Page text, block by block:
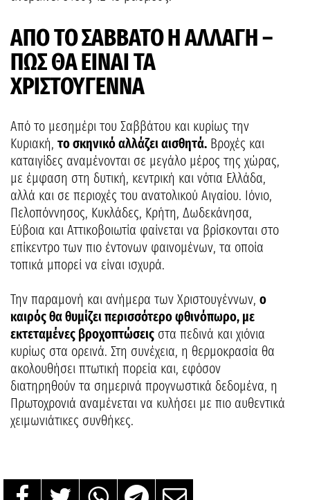
ΑΠΟ ΤΟ ΣΑΒΒΑΤΟ Η ΑΛΛΑΓΗ –
ΠΩΣ ΘΑ ΕΙΝΑΙ ΤΑ
ΧΡΙΣΤΟΥΓΕΝΝΑ
Από το μεσημέρι του Σαββάτου και κυρίως την
Κυριακή, το σκηνικό αλλάζει αισθητά. Βροχές και
καταιγίδες αναμένονται σε μεγάλο μέρος της χώρας,
με έμφαση στη δυτική, κεντρική και νότια Ελλάδα,
αλλά και σε περιοχές του ανατολικού Αιγαίου. Ιόνιο,
Πελοπόννησος, Κυκλάδες, Κρήτη, Δωδεκάνησα,
Εύβοια και Αττικοβοιωτία φαίνεται να βρίσκονται στο
επίκεντρο των πιο έντονων φαινομένων, τα οποία
τοπικά μπορεί να είναι ισχυρά.
Την παραμονή και ανήμερα των Χριστουγέννων, ο
καιρός θα θυμίζει περισσότερο φθινόπωρο, με
εκτεταμένες βροχοπτώσεις στα πεδινά και χιόνια
κυρίως στα ορεινά. Στη συνέχεια, η θερμοκρασία θα
ακολουθήσει πτωτική πορεία και, εφόσον
διατηρηθούν τα σημερινά προγνωστικά δεδομένα, η
Πρωτοχρονιά αναμένεται να κυλήσει με πιο αυθεντικά
χειμωνιάτικες συνθήκες.